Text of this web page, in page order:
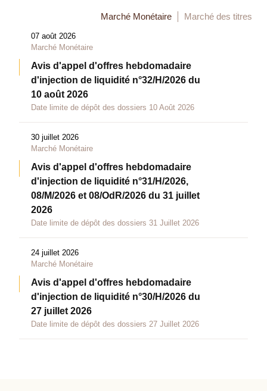
Marché Monétaire Marché des titres
07 août 2026
Marché Monétaire
Avis d'appel d'offres hebdomadaire
d'injection de liquidité n°32/H/2026 du
10 août 2026
Date limite de dépôt des dossiers 10 Août 2026
30 juillet 2026
Marché Monétaire
Avis d'appel d'offres hebdomadaire
d'injection de liquidité n°31/H/2026,
08/M/2026 et 08/OdR/2026 du 31 juillet
2026
Date limite de dépôt des dossiers 31 Juillet 2026
24 juillet 2026
Marché Monétaire
Avis d'appel d'offres hebdomadaire
d'injection de liquidité n°30/H/2026 du
27 juillet 2026
Date limite de dépôt des dossiers 27 Juillet 2026